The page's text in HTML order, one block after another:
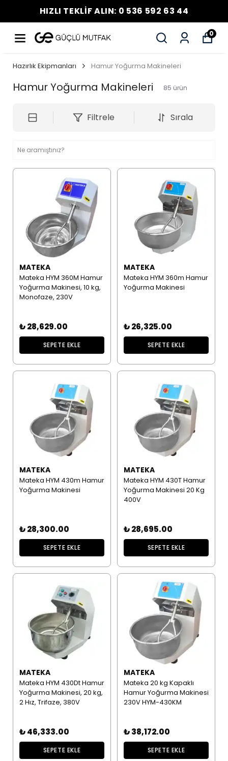
HIZLI TEKLİF ALIN: 0 536 592 63 44
0
Hazırlık Ekipmanları Hamur Yoğurma Makineleri
Hamur Yoğurma Makineleri 85 ürün
Filtrele Sırala
MATEKA
Mateka HYM 360M Hamur
Yoğurma Makinesi, 10 kg,
Monofaze, 230V
₺ 28,629.00
SEPETE EKLE
MATEKA
Mateka HYM 360m Hamur
Yoğurma Makinesi
₺ 26,325.00
SEPETE EKLE
MATEKA
Mateka HYM 430m Hamur
Yoğurma Makinesi
₺ 28,300.00
SEPETE EKLE
MATEKA
Mateka HYM 430T Hamur
Yoğurma Makinesi 20 Kg
400V
₺ 28,695.00
SEPETE EKLE
MATEKA
Mateka HYM 430Dt Hamur
Yoğurma Makinesi, 20 kg,
2 Hız, Trifaze, 380V
₺ 46,333.00
SEPETE EKLE
MATEKA
Mateka 20 kg Kapaklı
Hamur Yoğurma Makinesi
230V HYM-430KM
₺ 38,172.00
SEPETE EKLE